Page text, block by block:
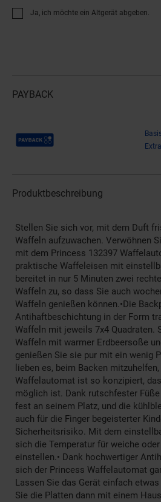
Ja, ich möchte ein Altgerät abgeben.
PAYBACK
Payback Punkte
Produktbeschreibung
Stellen Sie sich vor, mit dem Duft
Waffeln aufzuwachen. Verwöhnen
mit dem Princess 132397
praktische Waffeleisen mit
bereitet in nur 5 Minuten zwei
Waffeln zu, so dass Sie auch
Waffeln genießen können.•Die
Antihaftbeschichtung in der Form
Waffeln mit jeweils 7x4 Quadraten.
Waffeln mit warmer Erdbeersoße
genießen Sie sie pur mit ein wenig
lieben es, beim Backen
Waffelautomat ist so konzipiert,
möglich ist. Dank rutschfester
fest an seinem Platz, und die
auch für die Finger begeisterter
Sicherheitsrisiko. Mit dem
sich die Temperatur für weiche
einstellen.• Dank hochwertiger
sich der Princess Waffelautomat
Lassen Sie das Gerät einfach
Sie die Platten dann mit einem